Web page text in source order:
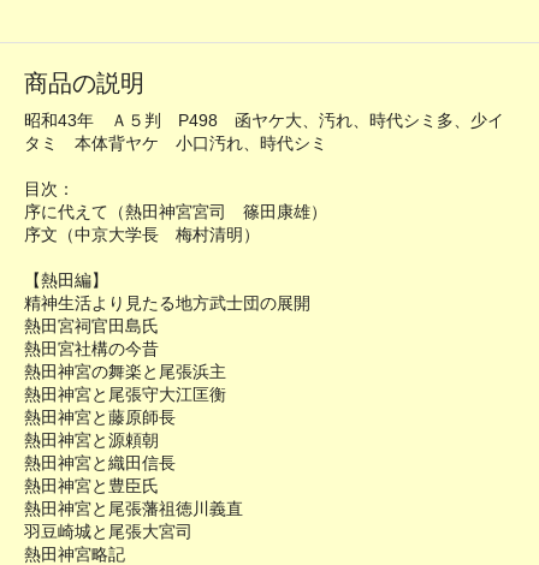
商品の説明
昭和43年 Ａ５判 P498 函ヤケ大、汚れ、時代シミ多、少イ
タミ 本体背ヤケ 小口汚れ、時代シミ
目次：
序に代えて（熱田神宮宮司 篠田康雄）
序文（中京大学長 梅村清明）
【熱田編】
精神生活より見たる地方武士団の展開
熱田宮祠官田島氏
熱田宮社構の今昔
熱田神宮の舞楽と尾張浜主
熱田神宮と尾張守大江匡衡
熱田神宮と藤原師長
熱田神宮と源頼朝
熱田神宮と織田信長
熱田神宮と豊臣氏
熱田神宮と尾張藩祖徳川義直
羽豆崎城と尾張大宮司
熱田神宮略記